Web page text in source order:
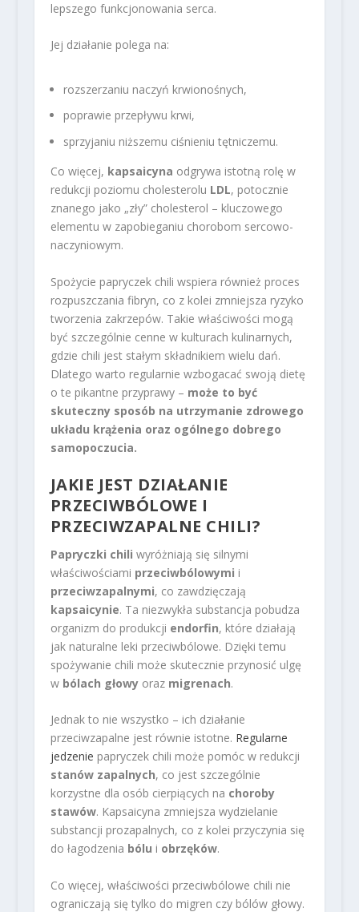
lepszego funkcjonowania serca.
Jej działanie polega na:
rozszerzaniu naczyń krwionośnych,
poprawie przepływu krwi,
sprzyjaniu niższemu ciśnieniu tętniczemu.
Co więcej, kapsaicyna odgrywa istotną rolę w
redukcji poziomu cholesterolu LDL, potocznie
znanego jako „zły” cholesterol – kluczowego
elementu w zapobieganiu chorobom sercowo-
naczyniowym.
Spożycie papryczek chili wspiera również proces
rozpuszczania fibryn, co z kolei zmniejsza ryzyko
tworzenia zakrzepów. Takie właściwości mogą
być szczególnie cenne w kulturach kulinarnych,
gdzie chili jest stałym składnikiem wielu dań.
Dlatego warto regularnie wzbogacać swoją dietę
o te pikantne przyprawy – może to być
skuteczny sposób na utrzymanie zdrowego
układu krążenia oraz ogólnego dobrego
samopoczucia.
JAKIE JEST DZIAŁANIE
PRZECIWBÓLOWE I
PRZECIWZAPALNE CHILI?
Papryczki chili wyróżniają się silnymi
właściwościami przeciwbólowymi i
przeciwzapalnymi, co zawdzięczają
kapsaicynie. Ta niezwykła substancja pobudza
organizm do produkcji endorfin, które działają
jak naturalne leki przeciwbólowe. Dzięki temu
spożywanie chili może skutecznie przynosić ulgę
w bólach głowyoraz migrenach.
Jednak to nie wszystko – ich działanie
przeciwzapalne jest równie istotne. Regularne
jedzenie papryczek chili może pomóc w redukcji
stanów zapalnych, co jest szczególnie
korzystne dla osób cierpiących na choroby
stawów. Kapsaicyna zmniejsza wydzielanie
substancji prozapalnych, co z kolei przyczynia się
do łagodzenia bólu i obrzęków.
Co więcej, właściwości przeciwbólowe chili nie
ograniczają się tylko do migren czy bólów głowy.